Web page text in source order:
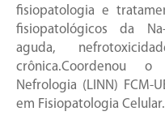
fisiopatologia e
fisiopatológicos da Na-
aguda,
crônica.Coordenou
Nefrologia (LINN) FCM-
em Fisiopatologia Celular.